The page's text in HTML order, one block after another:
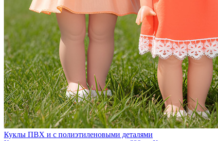
Куклы ПВХ и с полиэтиленовыми деталями